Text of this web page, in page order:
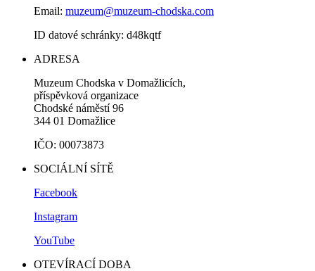
Email: muzeum@muzeum-chodska.com
ID datové schránky: d48kqtf
ADRESA
Muzeum Chodska v Domažlicích,
příspěvková organizace
Chodské náměstí 96
344 01 Domažlice
IČO: 00073873
SOCIÁLNÍ SÍTĚ
Facebook
Instagram
YouTube
OTEVÍRACÍ DOBA